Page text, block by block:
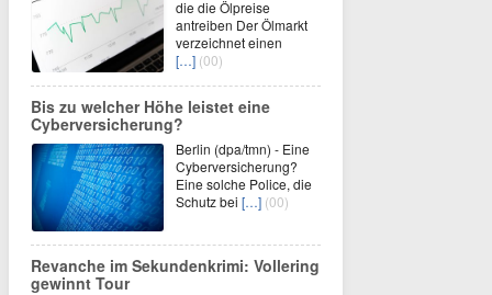
die die Ölpreise
antreiben Der Ölmarkt
verzeichnet einen
[…] (00)
Bis zu welcher Höhe leistet eine
Cyberversicherung?
Berlin (dpa/tmn) - Eine
Cyberversicherung?
Eine solche Police, die
Schutz bei […] (00)
Revanche im Sekundenkrimi: Vollering
gewinnt Tour